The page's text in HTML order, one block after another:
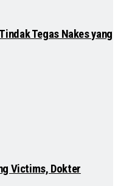
Tegas Nakes yang
Victims, Dokter